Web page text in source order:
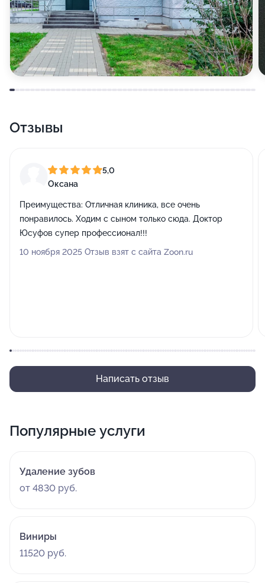
Отзывы
5,0
Оксана
Преимущества: Отличная клиника, все очень
понравилось. Ходим с сыном только сюда. Доктор
Юсуфов супер профессионал!!!
10 ноября 2025 Отзыв взят с сайта Zoon.ru
Написать отзыв
Популярные услуги
Удаление зубов
от 4830 руб.
Виниры
11520 руб.